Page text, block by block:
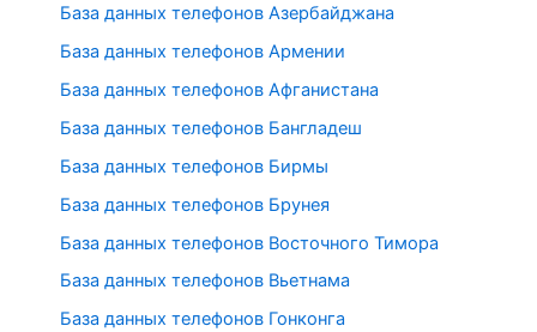
База данных телефонов Азербайджана
База данных телефонов Армении
База данных телефонов Афганистана
База данных телефонов Бангладеш
База данных телефонов Бирмы
База данных телефонов Брунея
База данных телефонов Восточного Тимора
База данных телефонов Вьетнама
База данных телефонов Гонконга